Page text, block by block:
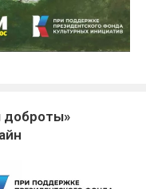
доброты»